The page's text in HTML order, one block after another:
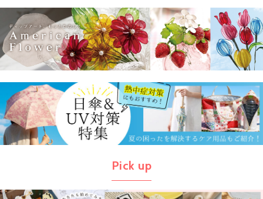
Pick up